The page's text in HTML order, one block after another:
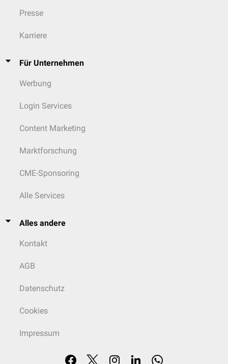
Presse
Karriere
Für Unternehmen
Werbung
Login Services
Content Marketing
Marktforschung
CME-Sponsoring
Alle Services
Alles andere
Kontakt
AGB
Datenschutz
Cookies
Impressum